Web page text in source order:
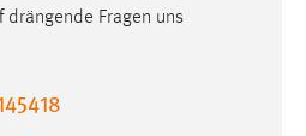
Fragen uns